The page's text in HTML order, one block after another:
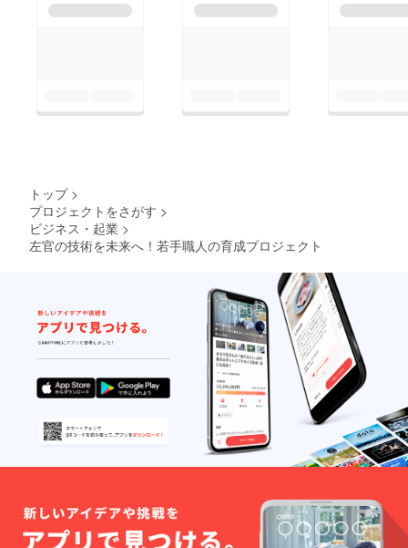
トップ >
プロジェクトをさがす >
ビジネス・起業 >
左官の技術を未来へ！若手職人の育成プロジェクト